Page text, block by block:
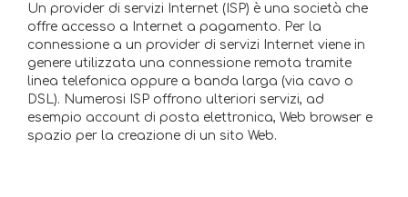
Un provider di servizi Internet (ISP) è una società che
offre accesso a Internet a pagamento. Per la
connessione a un provider di servizi Internet viene in
genere utilizzata una connessione remota tramite
linea telefonica oppure a banda larga (via cavo o
DSL). Numerosi ISP offrono ulteriori servizi, ad
esempio account di posta elettronica, Web browser e
spazio per la creazione di un sito Web.